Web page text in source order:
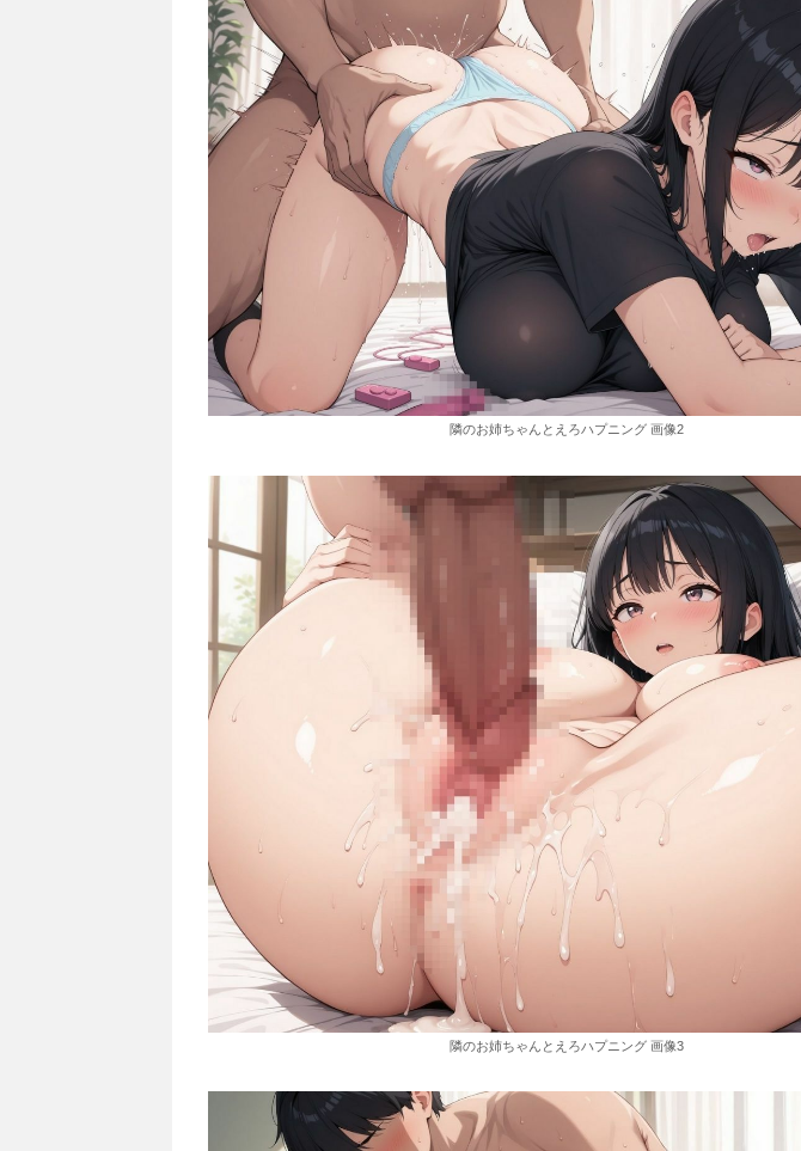
隣のお姉ちゃんとえろハプニング 画像2
隣のお姉ちゃんとえろハプニング 画像3